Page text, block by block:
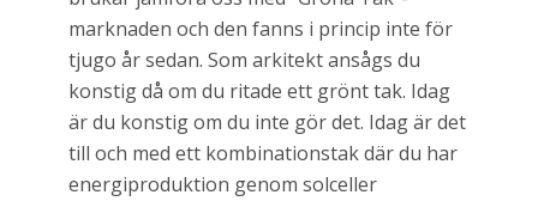
marknaden och den fanns i princip inte för
tjugo år sedan. Som arkitekt ansågs du
konstig då om du ritade ett grönt tak. Idag
är du konstig om du inte gör det. Idag är det
till och med ett kombinationstak där du har
energiproduktion genom solceller